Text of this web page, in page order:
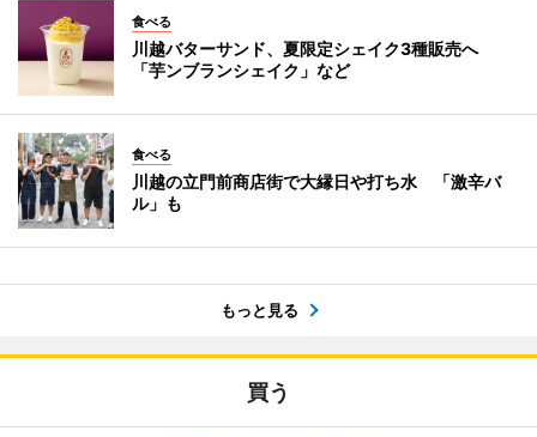
食べる
川越バターサンド、夏限定シェイク3種販売へ
「芋ンブランシェイク」など
食べる
川越の立門前商店街で大縁日や打ち水 「激辛バ
ル」も
もっと見る
買う